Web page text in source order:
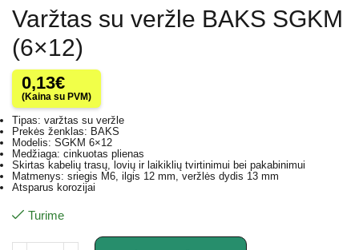
Varžtas su veržle BAKS SGKM
(6×12)
0,13€
(Kaina su PVM)
Tipas: varžtas su veržle
Prekės ženklas: BAKS
Modelis: SGKM 6×12
Medžiaga: cinkuotas plienas
Skirtas kabelių trasų, lovių ir laikiklių tvirtinimui bei pakabinimui
Matmenys: sriegis M6, ilgis 12 mm, veržlės dydis 13 mm
Atsparus korozijai
Turime